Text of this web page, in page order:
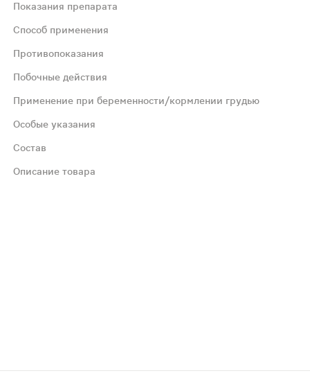
А, С, Е, группы В (В1, В2, В6, В12, кальция пантотена-
Показания препарата
Способ применения
Противопоказания
Побочные действия
Применение при беременности/кормлении грудью
Особые указания
Состав
Описание товара